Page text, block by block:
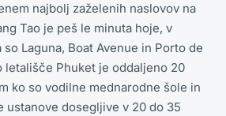
najbolj zaželenih naslovov na
Tao je peš le minuta hoje, v
Laguna, Boat Avenue in Porto de
letališče Phuket je oddaljeno 20
ko so vodilne mednarodne šole in
ustanove dosegljive v 20 do 35